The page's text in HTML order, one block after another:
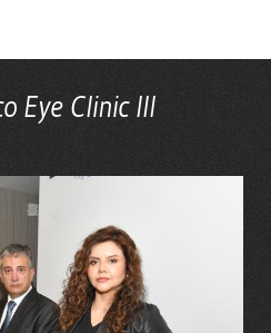
Eye Clinic III